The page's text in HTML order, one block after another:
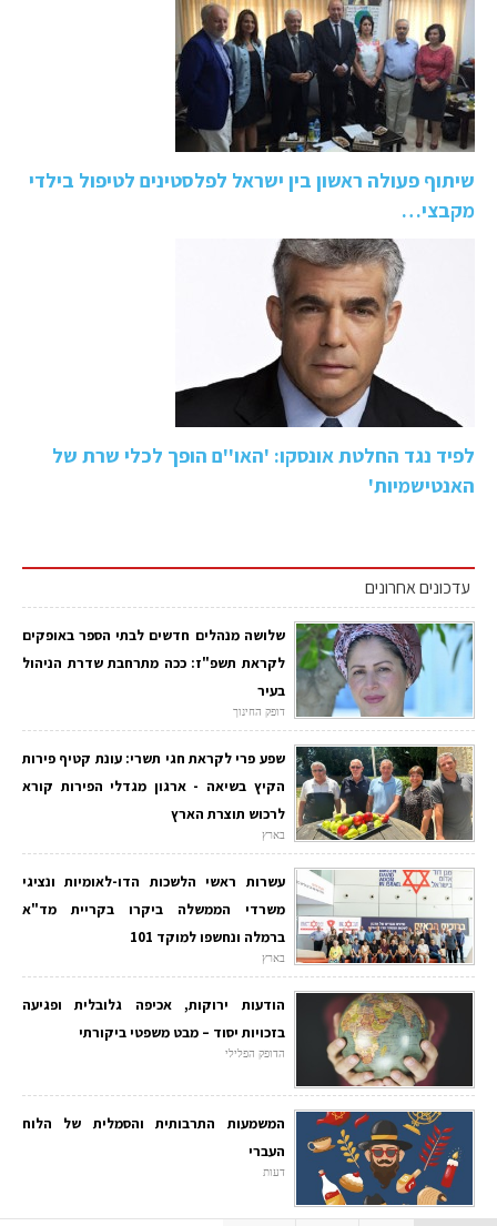
שיתוף פעולה ראשון בין ישראל לפלסטינים לטיפול בילדי
מקבצי…
לפיד נגד החלטת אונסקו: 'האו''ם הופך לכלי שרת של
האנטישמיות'
עדכונים אחרונים
שלושה מנהלים חדשים לבתי הספר באופקים
לקראת תשפ"ז: ככה מתרחבת שדרת הניהול
בעיר
דופק החינוך
שפע פרי לקראת חגי תשרי: עונת קטיף פירות
הקיץ בשיאה - ארגון מגדלי הפירות קורא
לרכוש תוצרת הארץ
בארץ
עשרות ראשי הלשכות הדו-לאומיות ונציגי
משרדי הממשלה ביקרו בקריית מד"א
ברמלה ונחשפו למוקד 101
בארץ
הודעות ירוקות, אכיפה גלובלית ופגיעה
בזכויות יסוד – מבט משפטי ביקורתי
הדופק הפלילי
המשמעות התרבותית והסמלית של הלוח
העברי
דעות